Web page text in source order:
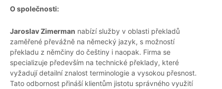
O společnosti:
Jaroslav Zimerman nabízí služby v oblasti překladů
zaměřené převážně na německý jazyk, s možností
překladu z němčiny do češtiny i naopak. Firma se
specializuje především na technické překlady, které
vyžadují detailní znalost terminologie a vysokou přesnost.
Tato odbornost přináší klientům jistotu správného využití